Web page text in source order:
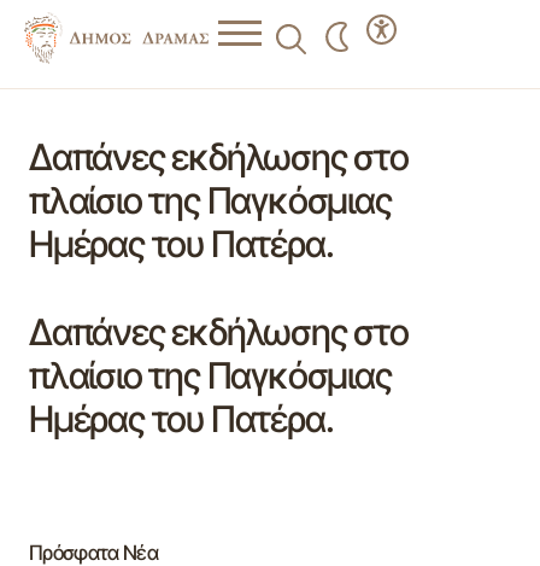
Δαπάνες εκδήλωσης στο
πλαίσιο της Παγκόσμιας
Ημέρας του Πατέρα.
Δαπάνες εκδήλωσης στο
πλαίσιο της Παγκόσμιας
Ημέρας του Πατέρα.
Πρόσφατα Νέα